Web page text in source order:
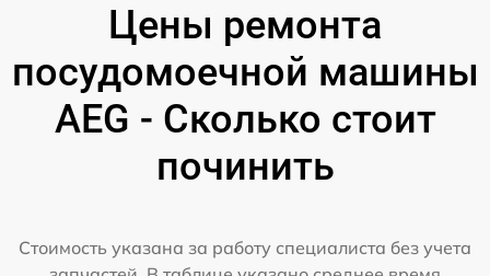
Цены ремонта
посудомоечной машины
AEG - Сколько стоит
починить
Стоимость указана за работу специалиста без учета